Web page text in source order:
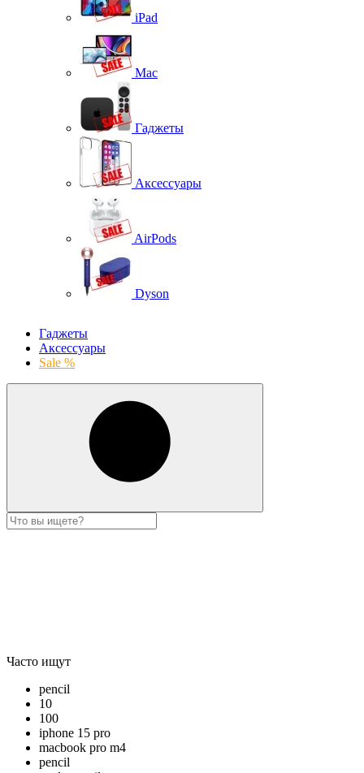
iPad
Mac
Гаджеты
Аксессуары
AirPods
Dyson
Гаджеты
Аксессуары
Sale %
Часто ищут
pencil
10
100
iphone 15 pro
macbook pro m4
pencil